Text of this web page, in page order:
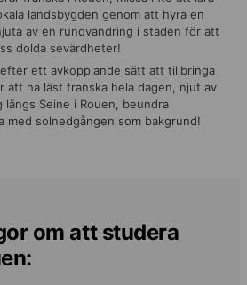
landsbygden genom att hyra en
av en rundvandring i staden för att
dolda sevärdheter!
ett avkopplande sätt att tillbringa
att ha läst franska hela dagen, njut av
längs Seine i Rouen, beundra
med solnedgången som bakgrund!
om att studera